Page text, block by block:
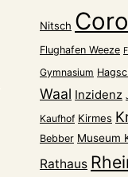
Nitsch
Flughafen Weeze
Gymnasium
Waal Inzidenz
Kaufhof Kirmes
Bebber Museum
Rathaus